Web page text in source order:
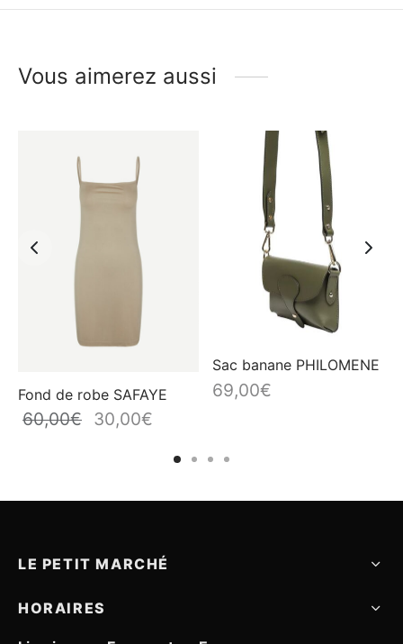
Vous aimerez aussi
Fond de robe SAFAYE
60,00€
Le prix
30,00€
est :
Sac banane PHILOMENE
69,00€
LE PETIT MARCHÉ
HORAIRES